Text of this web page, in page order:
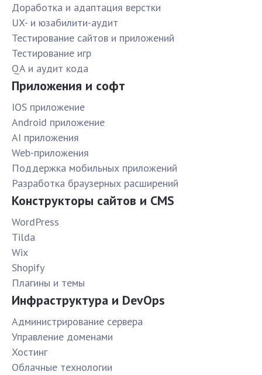
Доработка и адаптация верстки
UX- и юзабилити-аудит
Тестирование сайтов и приложений
Тестирование игр
QA и аудит кода
Приложения и софт
IOS приложение
Android приложение
AI приложения
Web-приложения
Поддержка мобильных приложений
Разработка браузерных расширений
Конструкторы сайтов и CMS
WordPress
Tilda
Wix
Shopify
Плагины и темы
Инфраструктура и DevOps
Администрирование сервера
Управление доменами
Хостинг
Облачные технологии